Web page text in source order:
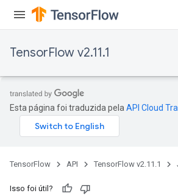
TensorFlow v2.11.1
Esta página foi traduzida pela API Cloud
TensorFlow API TensorFlow v2.11.1
Isso foi útil?